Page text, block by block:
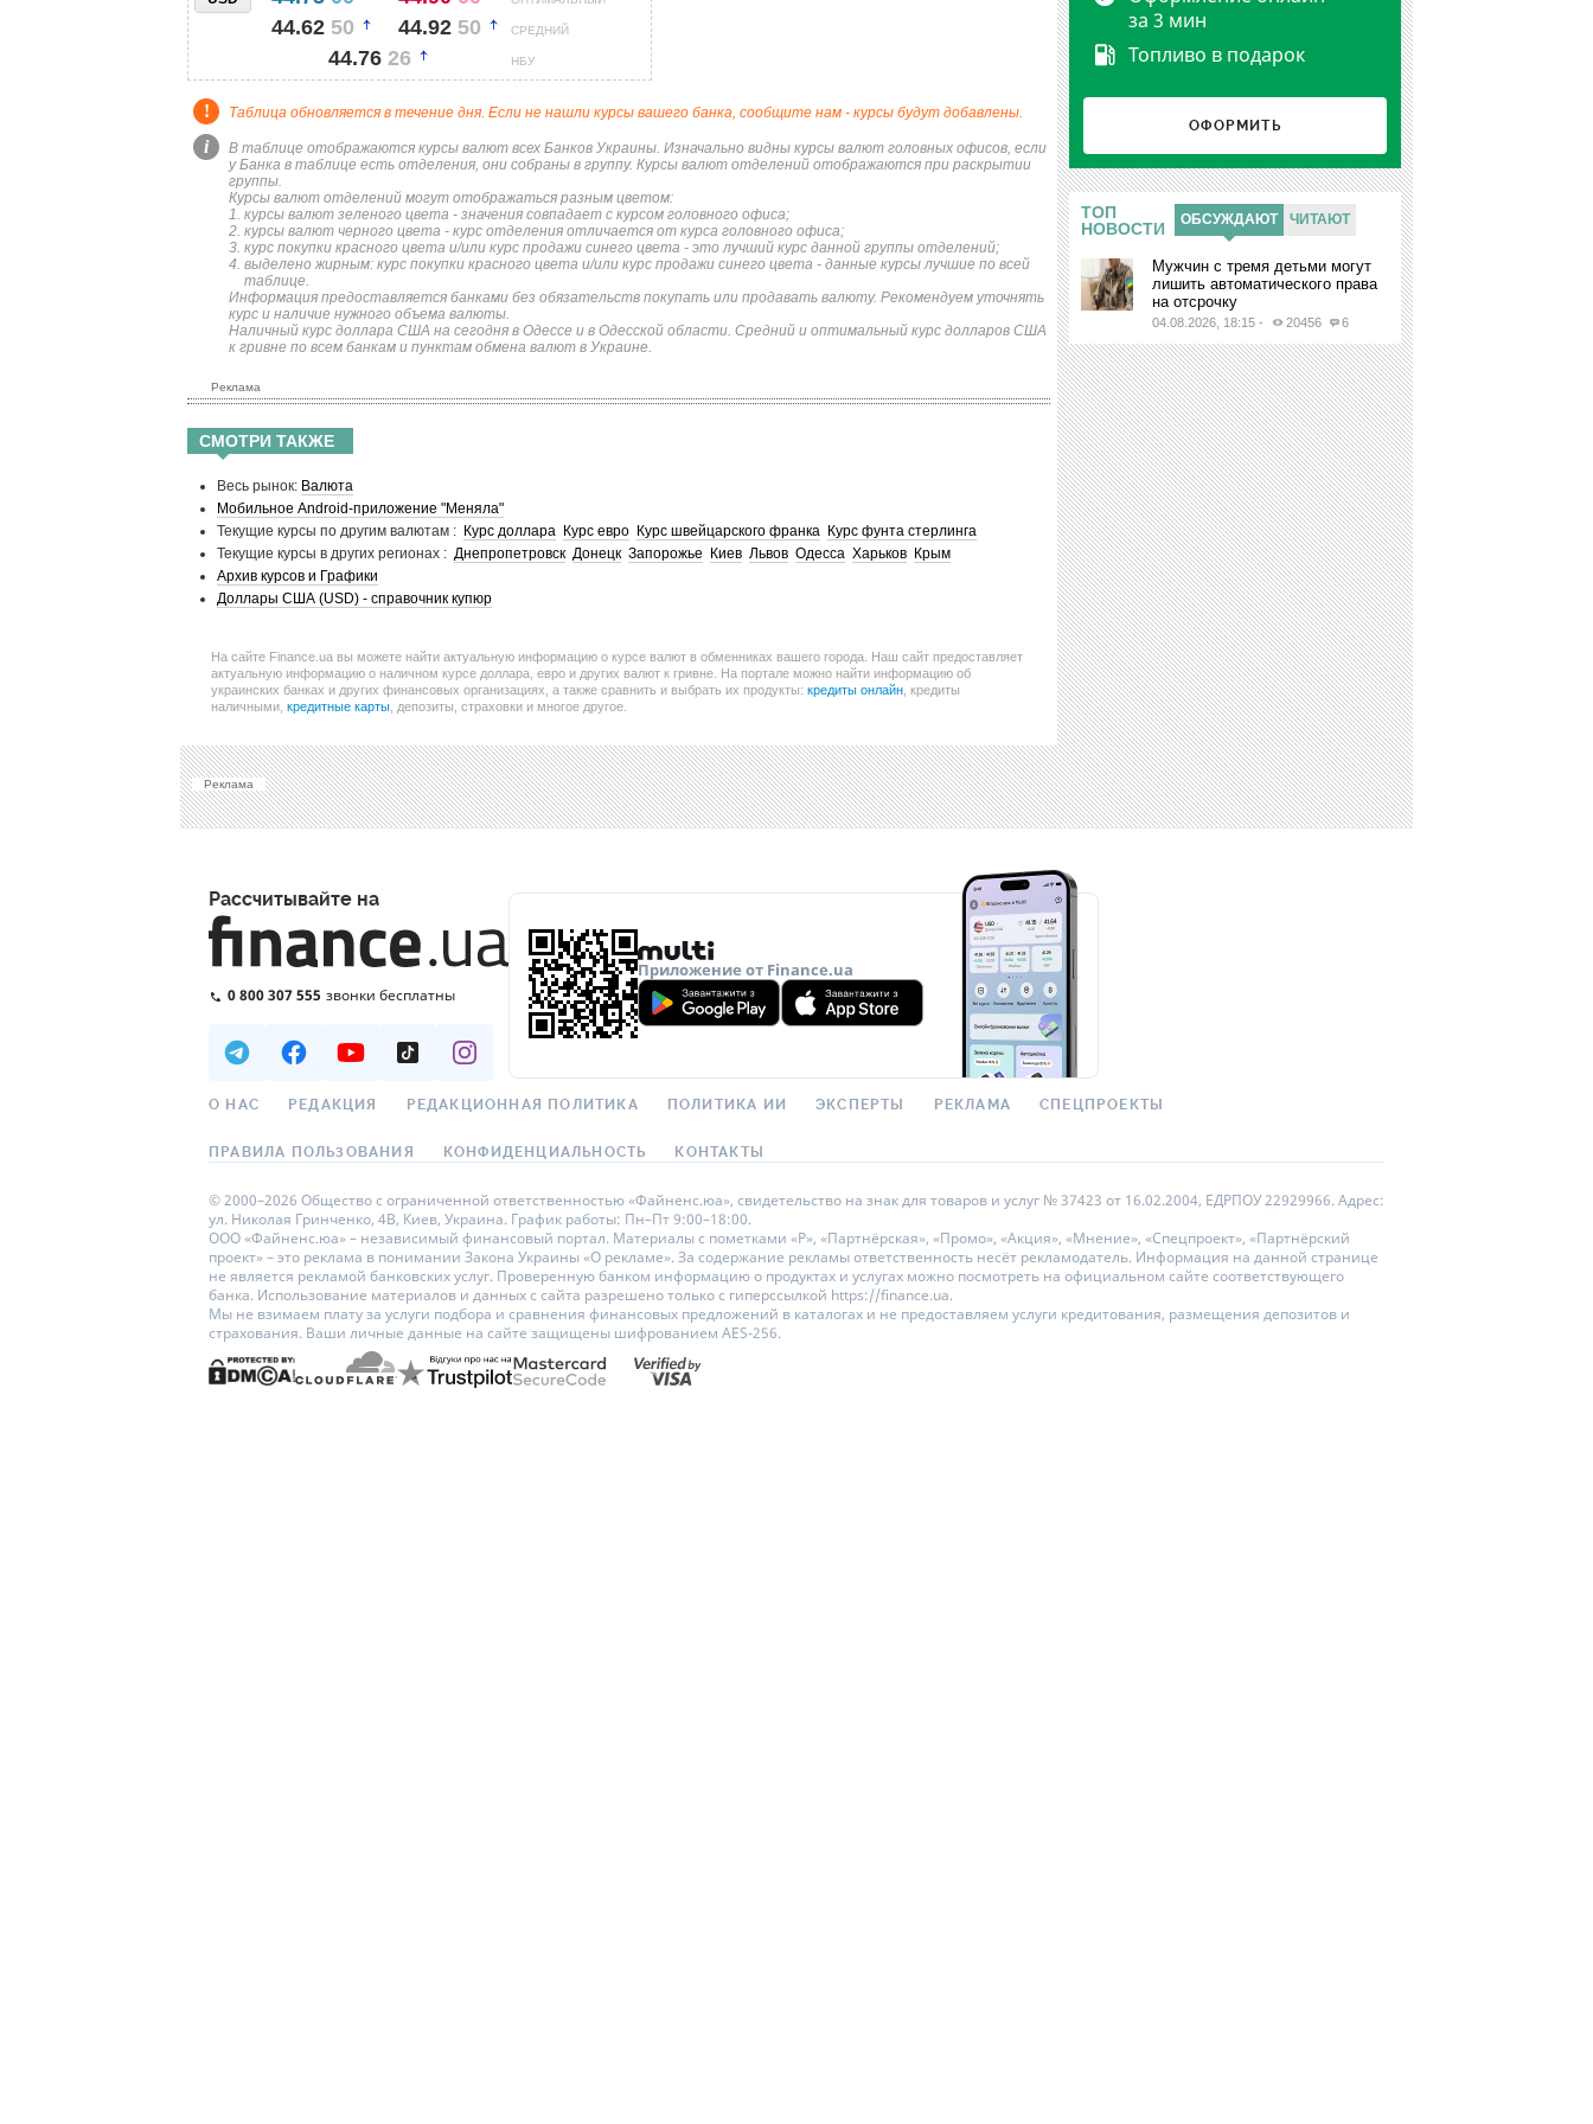
КРЕДИТАМ
БАНКОВСКИМ КАРТАМ
ВСЕ СТРАХОВЫЕ ПОЛИСЫ
СТРАХОВЫЕ КОМПАНИИ
КОМПАНИЯХ
ДОСТАВКА И ОПЛАТА
44.62 50 44.92 50 СРЕДНИЙ
44.76 26 НБУ
! Таблица обновляется в течение дня. Если не нашли курсы вашего банка, сообщите нам - курсы будут добавлены.
i
В таблице отображаются курсы валют всех Банков Украины. Изначально видны курсы валют головных офисов, если
у Банка в таблице есть отделения, они собраны в группу. Курсы валют отделений отображаются при раскрытии
группы.
Курсы валют отделений могут отображаться разным цветом:
курсы валют зеленого цвета - значения совпадает с курсом головного офиса;
курсы валют черного цвета - курс отделения отличается от курса головного офиса;
курс покупки красного цвета и/или курс продажи синего цвета - это лучший курс данной группы отделений;
выделено жирным: курс покупки красного цвета и/или курс продажи синего цвета - данные курсы лучшие по всей
таблице.
Информация предоставляется банками без обязательств покупать или продавать валюту. Рекомендуем уточнять
курс и наличие нужного объема валюты.
Наличный курс доллара США на сегодня в Одессе и в Одесской области. Средний и оптимальный курс долларов США
к гривне по всем банкам и пунктам обмена валют в Украине.
Реклама
СМОТРИ ТАКЖЕ
Весь рынок: Валюта
Мобильное Android-приложение "Меняла"
Текущие курсы по другим валютам : Курс доллара Курс евро Курс швейцарского франка Курс фунта стерлинга
Текущие курсы в других регионах : Днепропетровск Донецк Запорожье Киев Львов Одесса Харьков Крым
Архив курсов и Графики
Доллары США (USD) - справочник купюр
На сайте Finance.ua вы можете найти актуальную информацию о курсе валют в обменниках вашего города. Наш сайт предоставляет
актуальную информацию о наличном курсе доллара, евро и других валют к гривне. На портале можно найти информацию об
украинских банках и других финансовых организациях, а также сравнить и выбрать их продукты: кредиты онлайн , кредиты
наличными, кредитные карты , депозиты, страховки и многое другое.
за 3 мин
Топливо в подарок
ОФОРМИТЬ
ТОП
НОВОСТИ
ОБСУЖДАЮТ ЧИТАЮТ
Мужчин с тремя детьми могут
лишить автоматического права
на отсрочку
04.08.2026, 18:15 - 20456 6
Реклама
Рассчитывайте на
0 800 307 555 звонки бесплатны
Приложение от Finance.ua
О НАС РЕДАКЦИЯ РЕДАКЦИОННАЯ ПОЛИТИКА ПОЛИТИКА ИИ ЭКСПЕРТЫ РЕКЛАМА СПЕЦПРОЕКТЫ
ПРАВИЛА ПОЛЬЗОВАНИЯ КОНФИДЕНЦИАЛЬНОСТЬ КОНТАКТЫ
© 2000–2026 Общество с ограниченной ответственностью «Файненс.юа», свидетельство на знак для товаров и услуг № 37423 от 16.02.2004, ЕДРПОУ 22929966. Адрес:
ул. Николая Гринченко, 4В, Киев, Украина. График работы: Пн–Пт 9:00–18:00.
ООО «Файненс.юа» – независимый финансовый портал. Материалы с пометками «Р», «Партнёрская», «Промо», «Акция», «Мнение», «Спецпроект», «Партнёрский
проект» – это реклама в понимании Закона Украины «О рекламе». За содержание рекламы ответственность несёт рекламодатель. Информация на данной странице
не является рекламой банковских услуг. Проверенную банком информацию о продуктах и услугах можно посмотреть на официальном сайте соответствующего
банка. Использование материалов и данных с сайта разрешено только с гиперссылкой https://finance.ua.
Мы не взимаем плату за услуги подбора и сравнения финансовых предложений в каталогах и не предоставляем услуги кредитования, размещения депозитов и
страхования. Ваши личные данные на сайте защищены шифрованием AES-256.